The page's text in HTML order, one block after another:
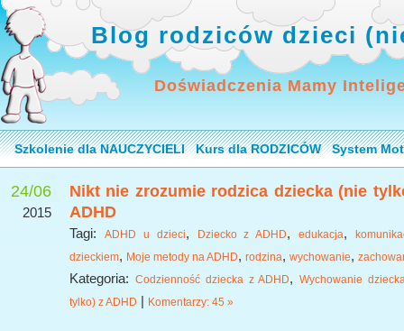
Blog rodziców dzieci
Doświadczenia Mamy
Szkolenie dla NAUCZYCIELI Kurs dla RODZICÓW System
24/06
2015
Nikt nie zrozumie rodzica dziecka (nie
ADHD
Tagi: ADHD u dzieci, Dziecko z ADHD,edukacja,
dzieckiem, Moje metody na ADHD, rodzina, wychowanie,
Kategoria: Codzienność dziecka z ADHD,Wychowanie
tylko) z ADHD | Komentarzy: 45 »